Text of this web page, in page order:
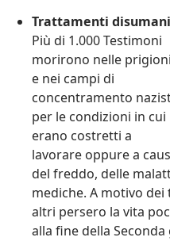
Trattamenti
Più di 1.000 Testimoni
morirono nelle prigioni
e nei campi di
concentramento
per le condizioni in cui
erano costretti a
lavorare oppure a
del freddo, delle
mediche. A motivo
altri persero la vita
alla fine della